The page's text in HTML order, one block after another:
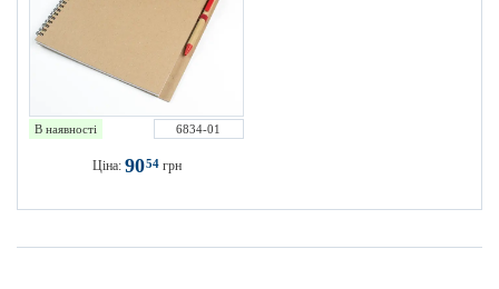
В наявності 6834-01
Ціна: 9054грн